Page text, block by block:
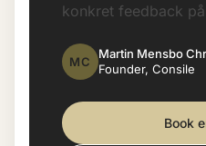
konkret feedback
MC
Martin Mensbo
Founder, Consile
Book